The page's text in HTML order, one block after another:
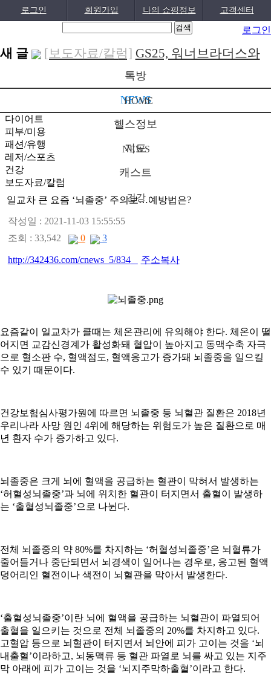
로그인 회원가입 나의 쇼핑정보 고객센터
로그인
새 글 [보도자료/칼럼] GS25, 워너브라더스와
[04-05]
봄철 자살률 증가, 10대 청소년
향긋한 봄내음 가득 제철나물,
효능..[03-29]
[건강] 봄에 심해지는 알레르기 비염 예
방수..[보도자료/칼럼]
공간 ‘오키친 ..
[보도자료/칼럼]
손잡고 ‘갓생폭.. [05-24]
[건강]
무조건 탄수화물 끊기? 당류부
터 줄..[05-19]
[다이어트] 운동 어려울때 다이어트 도
움되는 음..[05-19]
[패션/유행] 컬럼비아, 자연 분해되는
‘지구의 .. [04-22]
[패션/유행]
해 성금 5..[04-12]
톡방
NEWS
헬스정보
지도
캐스트
HOME
NEWS
건강
다이어트
피부/미용
패션/유행
레저/스포츠
건강
보도자료/칼럼
일교차 큰 요즘 ‘뇌졸중’ 주의보…예방법은?
작성일 : 2021-11-03 15:55:55
조회 : 33,542
0 3
http://342436.com/cnews_5/834 주소복사
요즘같이 일교차가 클때는 체온관리에 유의해야 한다. 체온이 떨
어지면 교감신경계가 활성화돼 혈압이 높아지고 동맥수축 자극
으로 혈소판 수, 혈액점도, 혈액응고가 증가돼 뇌졸중을 일으킬
수 있기 때문이다.
건강보험심사평가원에 따르면 뇌졸중 등 뇌혈관 질환은 2018년
우리나라 사망 원인 4위에 해당하는 위험도가 높은 질환으로 매
년 환자 수가 증가하고 있다.
뇌졸중은 크게 뇌에 혈액을 공급하는 혈관이 막혀서 발생하는
‘허혈성뇌졸중’과 뇌에 위치한 혈관이 터지면서 출혈이 발생하
는 ‘출혈성뇌졸중’으로 나뉜다.
전체 뇌졸중의 약 80%를 차지하는 ‘허혈성뇌졸중’은 뇌혈류가
줄어들거나 중단되면서 뇌경색이 일어나는 경우로, 응고된 혈액
덩어리인 혈전이나 색전이 뇌혈관을 막아서 발생한다.
‘출혈성뇌졸중’이란 뇌에 혈액을 공급하는 뇌혈관이 파열되어
출혈을 일으키는 것으로 전체 뇌졸중의 20%를 차지하고 있다.
고혈압 등으로 뇌혈관이 터지면서 뇌안에 피가 고이는 것을 ‘뇌
내출혈’이라하고, 뇌동맥류 등 혈관 파열로 뇌를 싸고 있는 지주
막 아래에 피가 고이는 것을 ‘뇌지주막하출혈’이라고 한다.